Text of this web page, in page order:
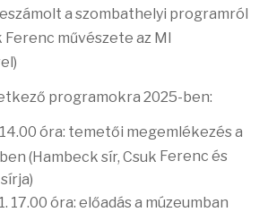
a szombathelyi programról
Ferenc művészete az MI
programokra 2025-ben:
óra: temetői megemlékezés a
(Hambeck sír, Csuk Ferenc és
17.00 óra: előadás a múzeumban